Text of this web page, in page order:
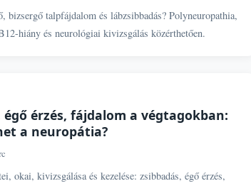
bizsergő talpfájdalom és lábzsibbadás? Polyneuropathia,
hiány és neurológiai kivizsgálás közérthetően.
égő érzés, fájdalom a végtagokban:
a neuropátia?
okai, kivizsgálása és kezelése: zsibbadás, égő érzés,